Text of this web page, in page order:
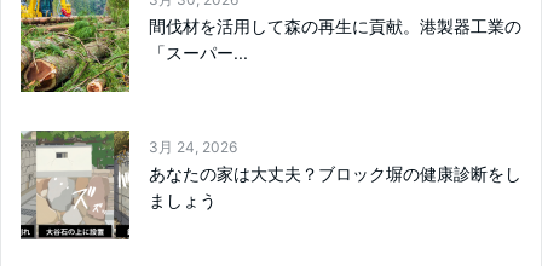
間伐材を活用して森の再生に貢献。港製器工業の
「スーパー...
3月 24, 2026
あなたの家は大丈夫？ブロック塀の健康診断をし
ましょう